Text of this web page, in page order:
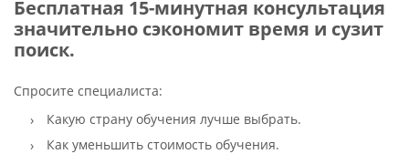
Бесплатная 15-минутная консультация
значительно сэкономит время и сузит
поиск.
Спросите специалиста:
Какую страну обучения лучше выбрать.
Как уменьшить стоимость обучения.